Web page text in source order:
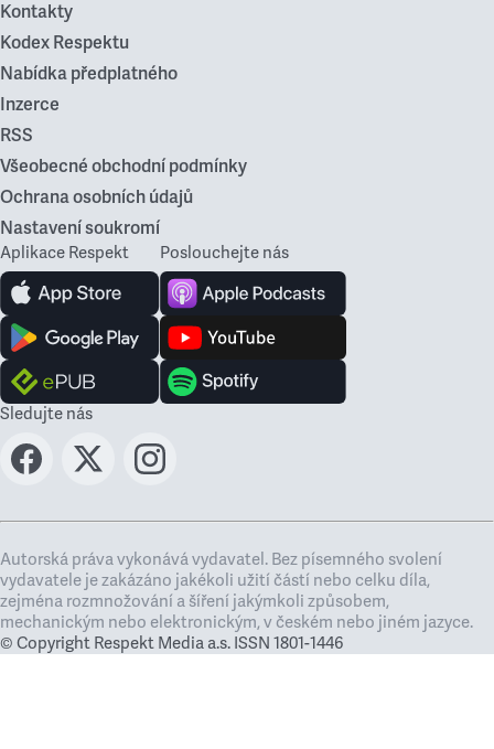
Kontakty
Kodex Respektu
Nabídka předplatného
Inzerce
RSS
Všeobecné obchodní podmínky
Ochrana osobních údajů
Nastavení soukromí
Aplikace Respekt Poslouchejte nás
Sledujte nás
Autorská práva vykonává vydavatel. Bez písemného svolení
vydavatele je zakázáno jakékoli užití částí nebo celku díla,
zejména rozmnožování a šíření jakýmkoli způsobem,
mechanickým nebo elektronickým, v českém nebo jiném jazyce.
© Copyright Respekt Media a.s. ISSN 1801-1446